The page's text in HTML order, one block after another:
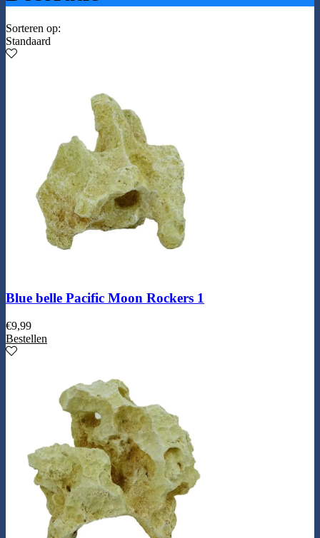
Sorteren op:
Standaard
Blue belle Pacific Moon Rockers 1
€9,99
Bestellen